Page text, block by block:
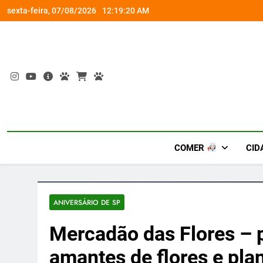
Skip
to
sexta-feira, 07/08/2026 12:19:20 AM
e conexão “Led Zeppelin in Concert”
COMER
ANIVERSÁRIO DE SP
Mercadão das Flores
amantes de flores e